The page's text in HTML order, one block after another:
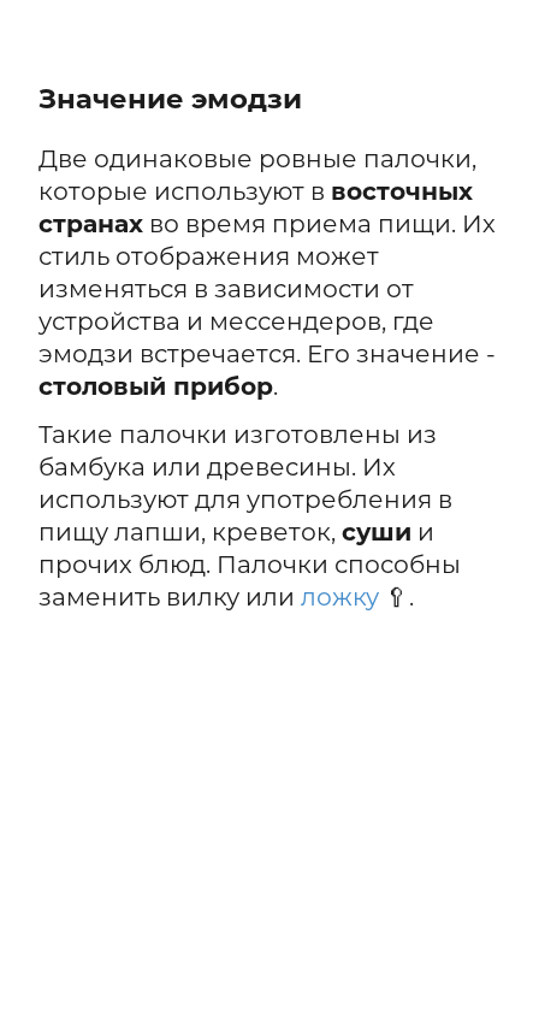
Значение эмодзи
Две одинаковые ровные палочки,
которые используют в восточных
странахво время приема пищи. Их
стиль отображения может
изменяться в зависимости от
устройства и мессендеров, где
эмодзи встречается. Его значение -
столовый прибор.
Такие палочки изготовлены из
бамбука или древесины. Их
используют для употребления в
пищу лапши, креветок, суши и
прочих блюд. Палочки способны
заменить вилку или ложку 🥄.